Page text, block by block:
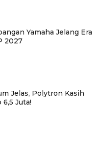
Yamaha Jelang Era
2027
Jelas, Polytron Kasih
Juta!